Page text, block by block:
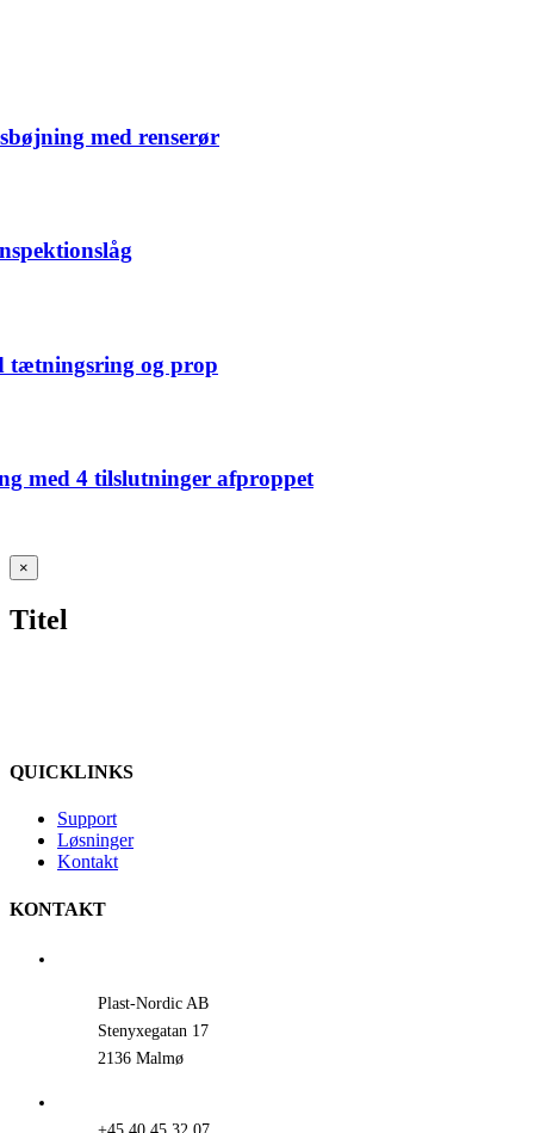
med renserør
tætningsring og prop
med 4 tilslutninger afproppet
Close
product
view
×
Titel
QUICKLINKS
Support
Løsninger
Kontakt
KONTAKT
Plast-Nordic AB
Stenyxegatan 17
2136 Malmø